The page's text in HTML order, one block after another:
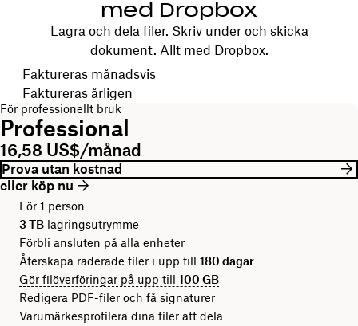
med Dropbox
Lagra och dela filer. Skriv under och skicka
dokument. Allt med Dropbox.
Välj faktureringscykel
Faktureras månadsvis
Faktureras årligen
För professionellt bruk
Professional
16,58 US$/månad
Prova utan kostnad
eller köp nu
För 1 person
3 TB lagringsutrymme
Förbli ansluten på alla enheter
Återskapa raderade filer i upp till 180 dagar
Gör filöverföringar på upp till 100 GB
Redigera PDF-filer och få signaturer
Varumärkesprofilera dina filer att dela